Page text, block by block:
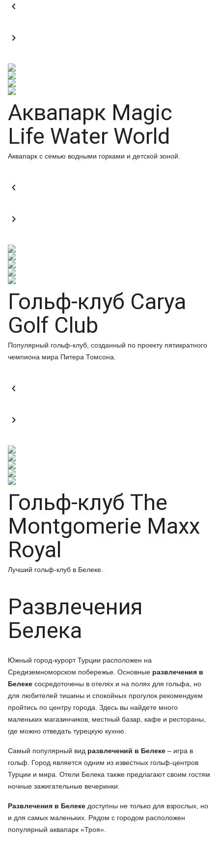


Аквапарк Magic
Life Water World
Аквапарк с семью водными горками и детской зоной.


Гольф-клуб Carya
Golf Club
Популярный гольф-клуб, созданный по проекту пятикратного
чемпиона мира Питера Томсона.


Гольф-клуб The
Montgomerie Maxx
Royal
Лучший гольф-клуб в Белеке.
Развлечения
Белека
Южный город-курорт Турции расположен на
Средиземноморском побережье. Основные развлечения в
Белеке сосредоточены в отелях и на полях для гольфа, но
для любителей тишины и спокойных прогулок рекомендуем
пройтись по центру города. Здесь вы найдете много
маленьких магазинчиков, местный базар, кафе и рестораны,
где можно отведать турецкую кухню.
Самый популярный вид развлечений в Белеке – игра в
гольф. Город является одним из известных гольф-центров
Турции и мира. Отели Белека также предлагают своим гостям
ночные зажигательные вечеринки.
Развлечения в Белеке доступны не только для взрослых, но
и для самых маленьких. Рядом с городом расположен
популярный аквапарк «Троя».